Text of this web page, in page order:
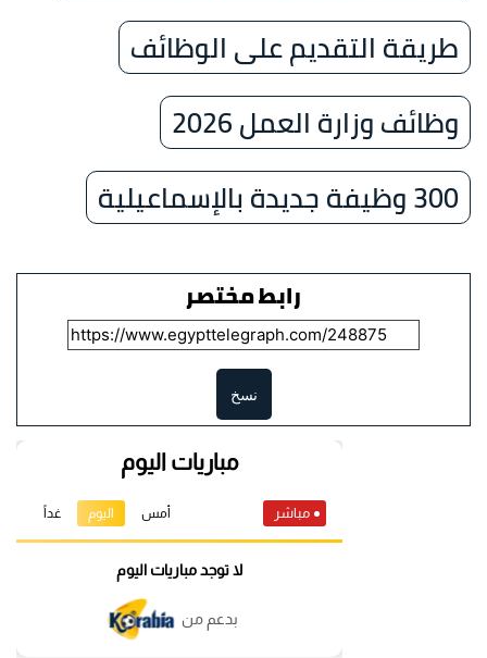
طريقة التقديم على الوظائف
وظائف وزارة العمل 2026
300 وظيفة جديدة بالإسماعيلية
رابط مختصر
نسخ